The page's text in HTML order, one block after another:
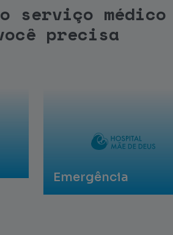
serviço médico
precisa
Emergência